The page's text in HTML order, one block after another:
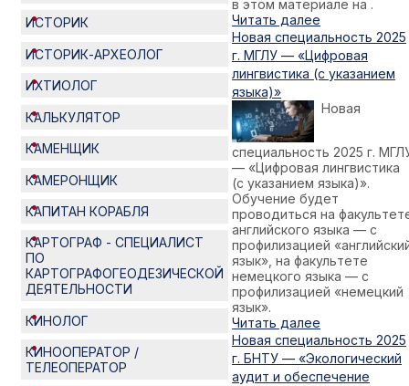
ИСТОРИК
ИСТОРИК-АРХЕОЛОГ
ИХТИОЛОГ
КАЛЬКУЛЯТОР
КАМЕНЩИК
КАМЕРОНЩИК
КАПИТАН КОРАБЛЯ
КАРТОГРАФ - СПЕЦИАЛИСТ
ПО
КАРТОГРАФОГЕОДЕЗИЧЕСКОЙ
ДЕЯТЕЛЬНОСТИ
КИНОЛОГ
КИНООПЕРАТОР /
ТЕЛЕОПЕРАТОР
в этом материале на .
Читать далее
Новая специальность 2025
г. МГЛУ — «Цифровая
лингвистика (с указанием
языка)»
Новая
специальность 2025 г.
— «Цифровая лингвистика
(с указанием языка)».
Обучение будет
проводиться на
английского языка — с
профилизацией
язык», на факультете
немецкого языка — с
профилизацией «немецкий
язык».
Читать далее
Новая специальность 2025
г. БНТУ — «Экологический
аудит и обеспечение